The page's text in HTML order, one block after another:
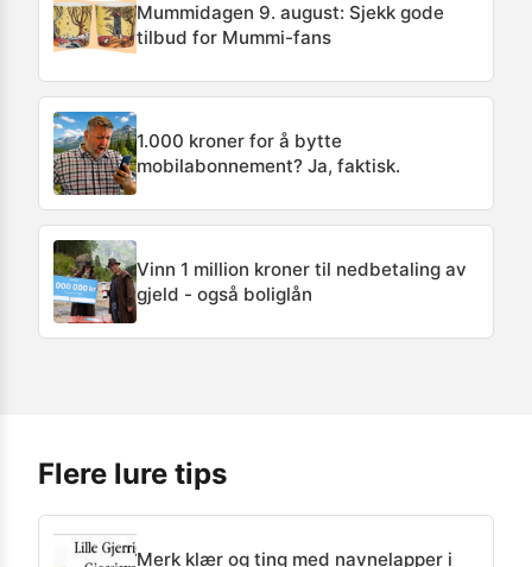
Mummidagen 9. august: Sjekk gode
tilbud for Mummi-fans
1.000 kroner for å bytte
mobilabonnement? Ja, faktisk.
Vinn 1 million kroner til nedbetaling av
gjeld - også boliglån
Flere lure tips
Merk klær og ting med navnelapper i